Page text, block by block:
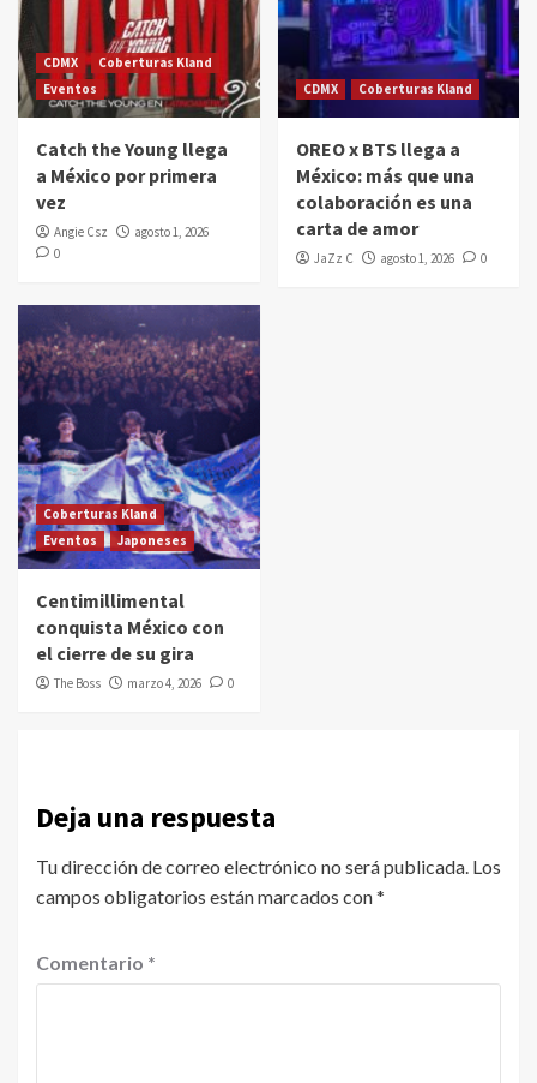
CDMX
Coberturas Kland
Eventos
Catch the Young llega
a México por primera
vez
Angie Csz
agosto 1, 2026
0
CDMX Coberturas Kland
OREO x BTS llega a
México: más que una
colaboración es una
carta de amor
JaZz C agosto 1, 2026 0
Coberturas Kland
Eventos
Japoneses
Centimillimental
conquista México con
el cierre de su gira
The Boss marzo 4, 2026 0
Deja una respuesta
Tu dirección de correo electrónico no será publicada. Los
campos obligatorios están marcados con*
Comentario *